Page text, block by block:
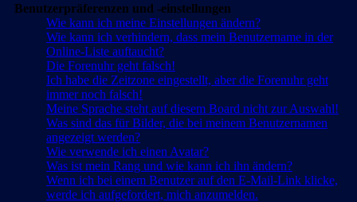
Benutzerpräferenzen und -einstellungen
Wie kann ich meine Einstellungen ändern?
Wie kann ich verhindern, dass mein Benutzername in der
Online-Liste auftaucht?
Die Forenuhr geht falsch!
Ich habe die Zeitzone eingestellt, aber die Forenuhr geht
immer noch falsch!
Meine Sprache steht auf diesem Board nicht zur Auswahl!
Was sind das für Bilder, die bei meinem Benutzernamen
angezeigt werden?
Wie verwende ich einen Avatar?
Was ist mein Rang und wie kann ich ihn ändern?
Wenn ich bei einem Benutzer auf den E-Mail-Link klicke,
werde ich aufgefordert, mich anzumelden.